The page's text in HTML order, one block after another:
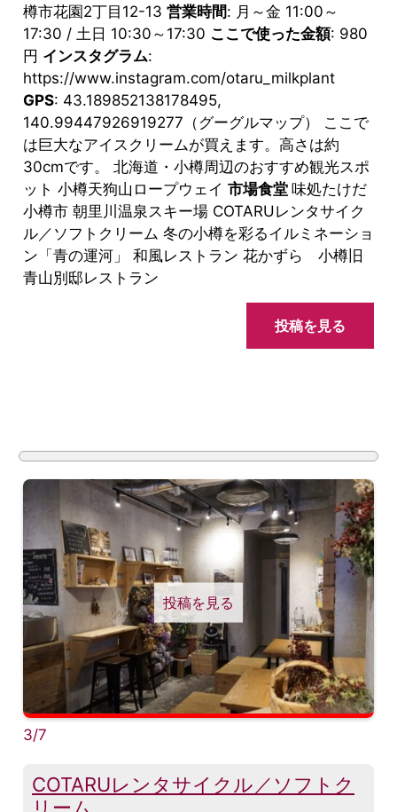
樽市花園2丁目12-13 営業時間: 月～金 11:00～
17:30 / 土日 10:30～17:30 ここで使った金額: 980
円 インスタグラム:
https://www.instagram.com/otaru_milkplant
GPS: 43.189852138178495,
140.99447926919277（グーグルマップ） ここで
は巨大なアイスクリームが買えます。高さは約
30cmです。 北海道・小樽周辺のおすすめ観光スポ
ット 小樽天狗山ロープウェイ 市場食堂 味処たけだ
小樽市 朝里川温泉スキー場 COTARUレンタサイク
ル／ソフトクリーム 冬の小樽を彩るイルミネーショ
ン「青の運河」 和風レストラン 花かずら 小樽旧
青山別邸レストラン
投稿を見る
投稿を見る
3/7
COTARUレンタサイクル／ソフトク